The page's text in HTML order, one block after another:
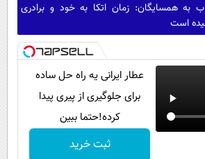
به همسایگان: زمان اتکا به خود و برادری
است
عطار ایرانی یه راه حل ساده
برای جلوگیری از پیری پیدا
کرده!حتما ببین
ثبت خرید